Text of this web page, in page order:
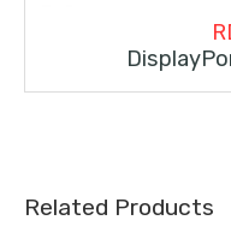
Related Products